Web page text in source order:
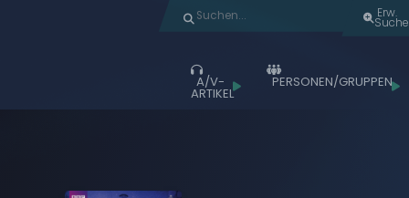
Erw.
Suche
A/V-
ARTIKEL
PERSONEN/GRUPPEN